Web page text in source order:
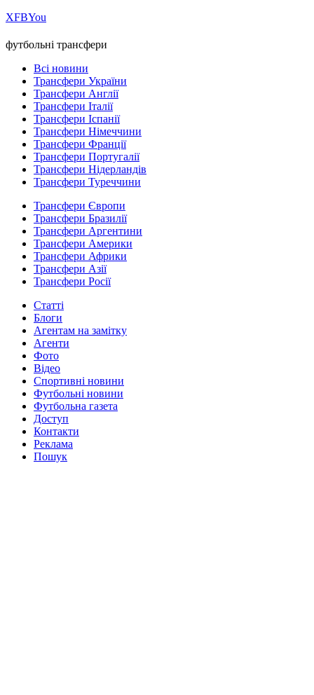
ХFBYou
футбольні трансфери
Всі новини
Трансфери України
Трансфери Англії
Трансфери Італії
Трансфери Іспанії
Трансфери Німеччини
Трансфери Франції
Трансфери Португалії
Трансфери Нідерландів
Трансфери Туреччини
Трансфери Європи
Трансфери Бразилії
Трансфери Аргентини
Трансфери Америки
Трансфери Африки
Трансфери Азії
Трансфери Росії
Статті
Блоги
Агентам на замітку
Агенти
Фото
Відео
Спортивні новини
Футбольні новини
Футбольна газета
Доступ
Контакти
Реклама
Пошук